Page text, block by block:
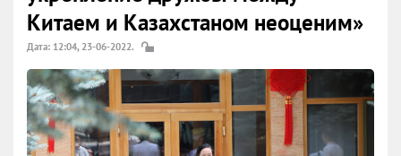
Китаем и Казахстаном неоценим»
Дата: 12:04, 23-06-2022.